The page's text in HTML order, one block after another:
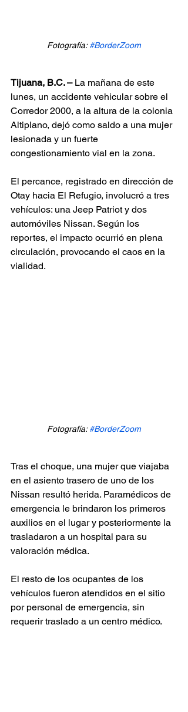
Fotografía: #BorderZoom
Tijuana, B.C. – La mañana de este
lunes, un accidente vehicular sobre el
Corredor 2000, a la altura de la colonia
Altiplano, dejó como saldo a una mujer
lesionada y un fuerte
congestionamiento vial en la zona.
El percance, registrado en dirección de
Otay hacia El Refugio, involucró a tres
vehículos: una Jeep Patriot y dos
automóviles Nissan. Según los
reportes, el impacto ocurrió en plena
circulación, provocando el caos en la
vialidad.
Fotografía: #BorderZoom
Tras el choque, una mujer que viajaba
en el asiento trasero de uno de los
Nissan resultó herida. Paramédicos de
emergencia le brindaron los primeros
auxilios en el lugar y posteriormente la
trasladaron a un hospital para su
valoración médica.
El resto de los ocupantes de los
vehículos fueron atendidos en el sitio
por personal de emergencia, sin
requerir traslado a un centro médico.